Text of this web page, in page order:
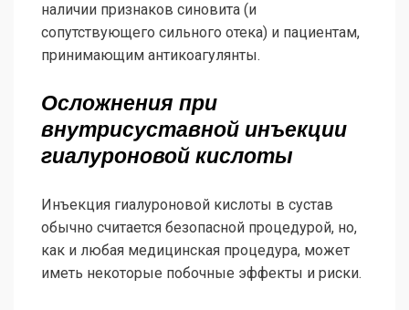
наличии признаков синовита (и
сопутствующего сильного отека) и пациентам,
принимающим антикоагулянты.
Осложнения при
внутрисуставной инъекции
гиалуроновой кислоты
Инъекция гиалуроновой кислоты в сустав
обычно считается безопасной процедурой, но,
как и любая медицинская процедура, может
иметь некоторые побочные эффекты и риски.